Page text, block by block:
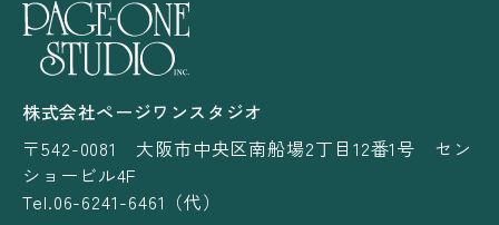
株式会社ページワンスタジオ
〒542-0081 大阪市中央区南船場2丁目12番1号 セン
ショービル4F
Tel.06-6241-6461（代）